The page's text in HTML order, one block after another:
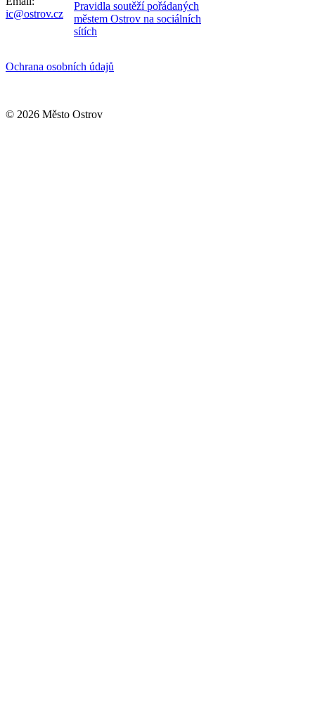
ic@ostrov.cz
Pravidla soutěží pořádaných
městem Ostrov na sociálních
sítích
Ochrana osobních údajů
© 2026 Město Ostrov